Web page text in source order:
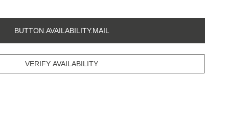
BUTTON.AVAILABILITY.MAIL
VERIFY AVAILABILITY